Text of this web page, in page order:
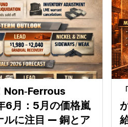
Non‑Ferrous
月：5月の価格嵐
ルに注目 ― 銅とア